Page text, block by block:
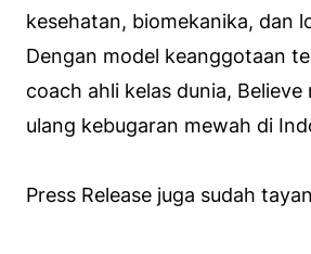
kesehatan, biomekanika, dan
Dengan model keanggotaan
coach ahli kelas dunia,
ulang kebugaran mewah di
Press Release juga sudah